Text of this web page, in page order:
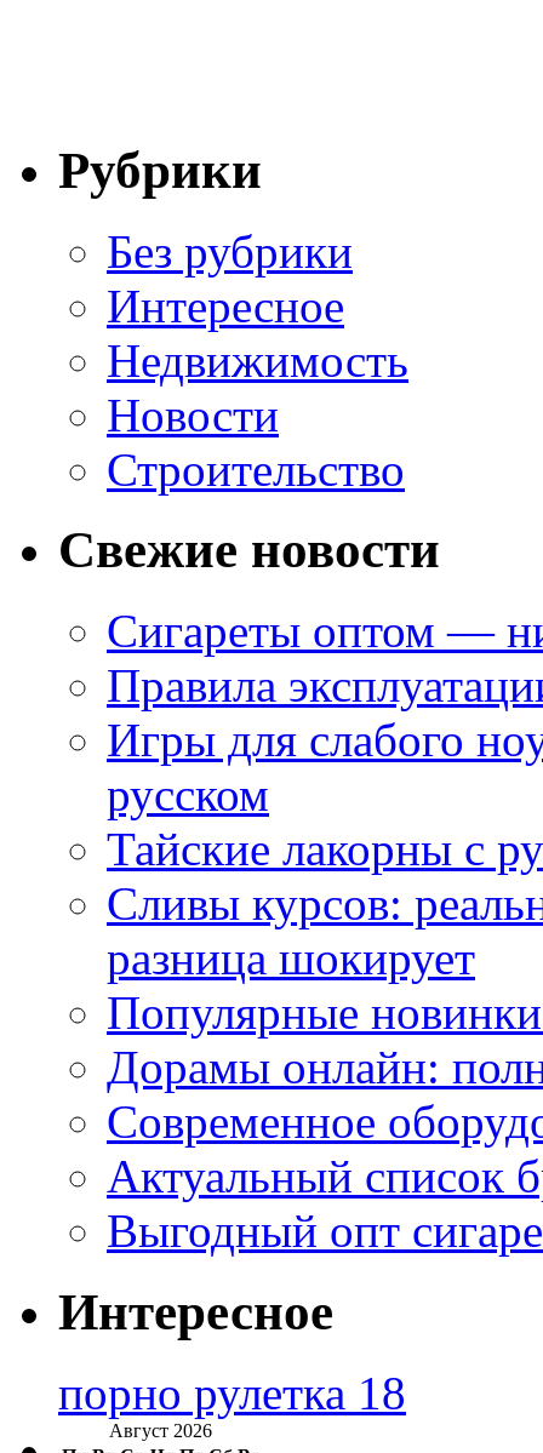
Рубрики
Без рубрики
Интересное
Недвижимость
Новости
Строительство
Свежие новости
Сигареты оптом —
Правила
Игры для слабого
русском
Тайские лакорны с
Сливы курсов:
разница шокирует
Популярные
Дорамы онлайн:
Современное
Актуальный список
Выгодный опт
Интересное
порно рулетка 18
Август 2026